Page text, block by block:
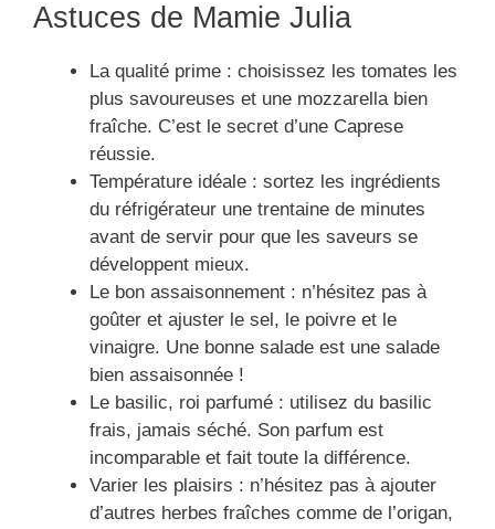
Astuces de Mamie Julia
La qualité prime : choisissez les tomates les
plus savoureuses et une mozzarella bien
fraîche. C’est le secret d’une Caprese
réussie.
Température idéale : sortez les ingrédients
du réfrigérateur une trentaine de minutes
avant de servir pour que les saveurs se
développent mieux.
Le bon assaisonnement : n’hésitez pas à
goûter et ajuster le sel, le poivre et le
vinaigre. Une bonne salade est une salade
bien assaisonnée !
Le basilic, roi parfumé : utilisez du basilic
frais, jamais séché. Son parfum est
incomparable et fait toute la différence.
Varier les plaisirs : n’hésitez pas à ajouter
d’autres herbes fraîches comme de l’origan,